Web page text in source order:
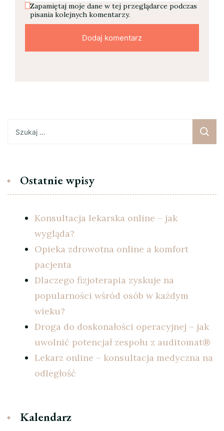
Zapamiętaj moje dane w tej przeglądarce podczas
pisania kolejnych komentarzy.
Ostatnie wpisy
Konsultacja lekarska online – jak
wygląda?
Opieka zdrowotna online a komfort
pacjenta
Dlaczego fizjoterapia zyskuje na
popularności wśród osób w każdym
wieku?
Droga do doskonałości operacyjnej – jak
uwolnić potencjał zespołu z auditomat®
Lekarz online – konsultacja medyczna na
odległość
Kalendarz